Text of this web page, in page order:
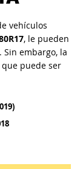
vehículos
, le pueden
embargo, la
puede ser